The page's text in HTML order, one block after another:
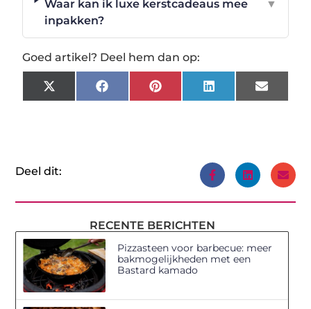
Waar kan ik luxe kerstcadeaus mee
inpakken?
▼
Goed artikel? Deel hem dan op:
X
(Twitter)
FacebookPinterestLinkedInEmail
Deel dit:
RECENTE BERICHTEN
Pizzasteen voor barbecue: meer
bakmogelijkheden met een
Bastard kamado